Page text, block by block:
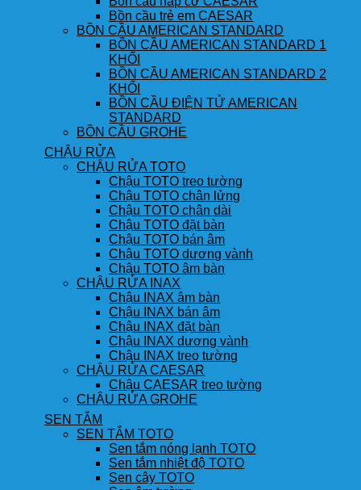
Bồn cầu trẻ em CAESAR
BỒN CẦU AMERICAN STANDARD
BỒN CẦU AMERICAN STANDARD 1
KHỐI
BỒN CẦU AMERICAN STANDARD 2
KHỐI
BỒN CẦU ĐIỆN TỬ AMERICAN
STANDARD
BỒN CẦU GROHE
CHẬU RỬA
CHẬU RỬA TOTO
Chậu TOTO treo tường
Chậu TOTO chân lửng
Chậu TOTO chân dài
Chậu TOTO đặt bàn
Chậu TOTO bán âm
Chậu TOTO dương vành
Chậu TOTO âm bàn
CHẬU RỬA INAX
Chậu INAX âm bàn
Chậu INAX bán âm
Chậu INAX đặt bàn
Chậu INAX dương vành
Chậu INAX treo tường
CHẬU RỬA CAESAR
Chậu CAESAR treo tường
CHẬU RỬA GROHE
SEN TẮM
SEN TẮM TOTO
Sen tắm nóng lạnh TOTO
Sen tắm nhiệt độ TOTO
Sen cây TOTO